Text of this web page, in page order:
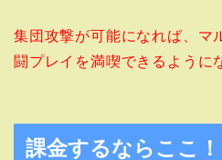
集団攻撃が可能になれば、マ
闘プレイを満喫できるように
課金するならここ！